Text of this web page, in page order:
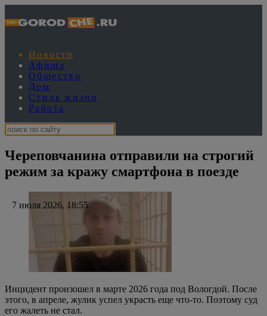
Новости
Афиша
Общество
Дом
Стиль жизни
Работа
Череповчанина отправили на строгий
режим за кражу смартфона в поезде
7 июля 2026, 18:55
Инцидент произошел в марте 2026 года под Вологдой. После
этого, в апреле, жулик успел украсть еще что-то. Поэтому суд
его жалеть не стал.